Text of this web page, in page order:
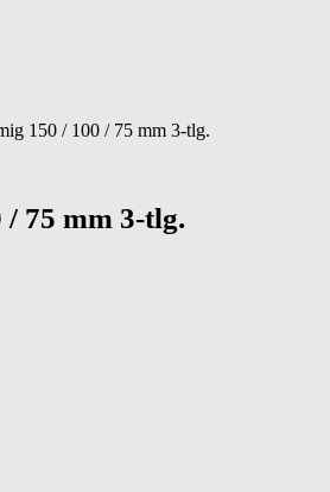
150 / 100 / 75 mm 3-tlg.
/ 75 mm 3-tlg.